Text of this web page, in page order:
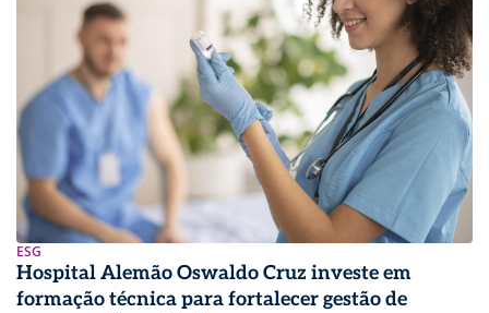
ESG
Hospital Alemão Oswaldo Cruz investe em
formação técnica para fortalecer gestão de